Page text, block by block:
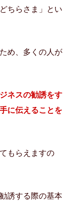
ちらさま」とい
め、多くの人が
ネスの勧誘をす
に伝えることを
もらえますの
誘する際の基本